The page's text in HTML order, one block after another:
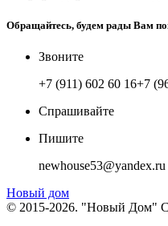
Обращайтесь, будем рады Вам
Звоните
+7 (911) 602 60 16+7
Спрашивайте
Пишите
newhouse53@yandex.ru
Новый дом
© 2015-2026. "Новый Дом"